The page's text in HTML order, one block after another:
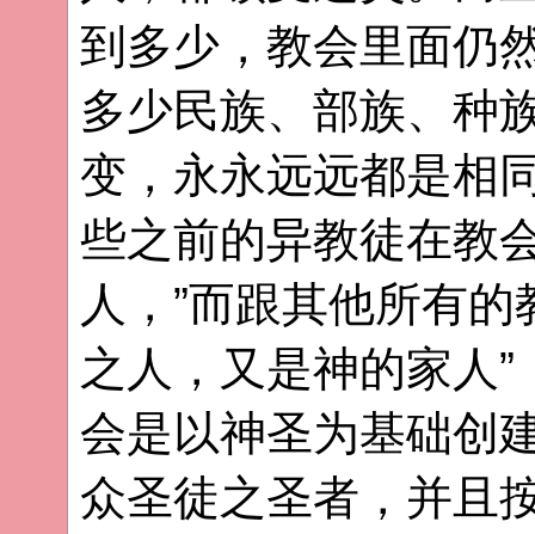
到多少，教会里面仍
多少民族、部族、种
变，永永远远都是相
些之前的异教徒在教
人，”而跟其他所有
之人，又是神的家人
会是以神圣为基础创
众圣徒之圣者，并且